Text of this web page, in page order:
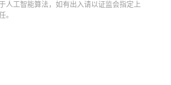
人工智能算法，如有出入请以证监会指定上
。